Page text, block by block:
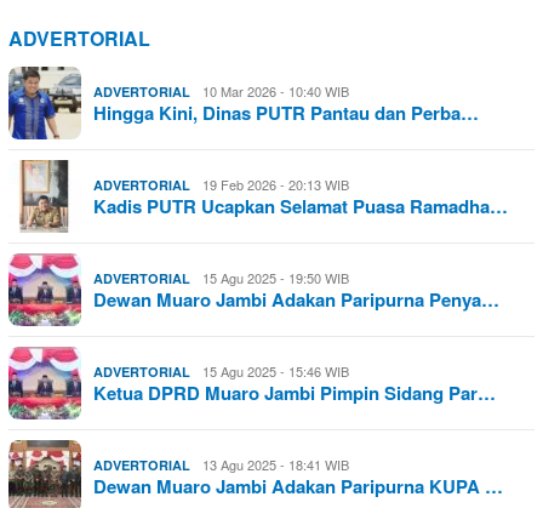
ADVERTORIAL
ADVERTORIAL 10 Mar 2026 - 10:40 WIB
Hingga Kini, Dinas PUTR Pantau dan Perba…
ADVERTORIAL 19 Feb 2026 - 20:13 WIB
Kadis PUTR Ucapkan Selamat Puasa Ramadha…
ADVERTORIAL 15 Agu 2025 - 19:50 WIB
Dewan Muaro Jambi Adakan Paripurna Penya…
ADVERTORIAL 15 Agu 2025 - 15:46 WIB
Ketua DPRD Muaro Jambi Pimpin Sidang Par…
ADVERTORIAL 13 Agu 2025 - 18:41 WIB
Dewan Muaro Jambi Adakan Paripurna KUPA …